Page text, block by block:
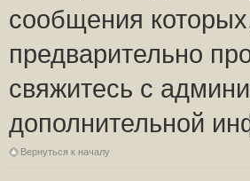
сообщения
предварительно
свяжитесь с
дополнительной
Вернуться к началу